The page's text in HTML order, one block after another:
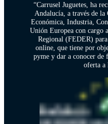
“Carrusel Juguetes, ha
Andalucía, a través de la
Económica, Industria,
Unión Europea con cargo
Regional (FEDER)
online, que tiene por
pyme y dar a conocer de
oferta a